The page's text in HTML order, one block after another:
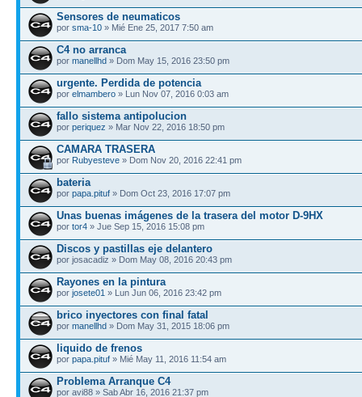
Sensores de neumaticos
por sma-10 » Mié Ene 25, 2017 7:50 am
C4 no arranca
por manellhd » Dom May 15, 2016 23:50 pm
urgente. Perdida de potencia
por elmambero » Lun Nov 07, 2016 0:03 am
fallo sistema antipolucion
por periquez » Mar Nov 22, 2016 18:50 pm
CAMARA TRASERA
por Rubyesteve » Dom Nov 20, 2016 22:41 pm
bateria
por papa.pituf » Dom Oct 23, 2016 17:07 pm
Unas buenas imágenes de la trasera del motor D-9HX
por tor4 » Jue Sep 15, 2016 15:08 pm
Discos y pastillas eje delantero
por josacadiz » Dom May 08, 2016 20:43 pm
Rayones en la pintura
por josete01 » Lun Jun 06, 2016 23:42 pm
brico inyectores con final fatal
por manellhd » Dom May 31, 2015 18:06 pm
liquido de frenos
por papa.pituf » Mié May 11, 2016 11:54 am
Problema Arranque C4
por avi88 » Sab Abr 16, 2016 21:37 pm